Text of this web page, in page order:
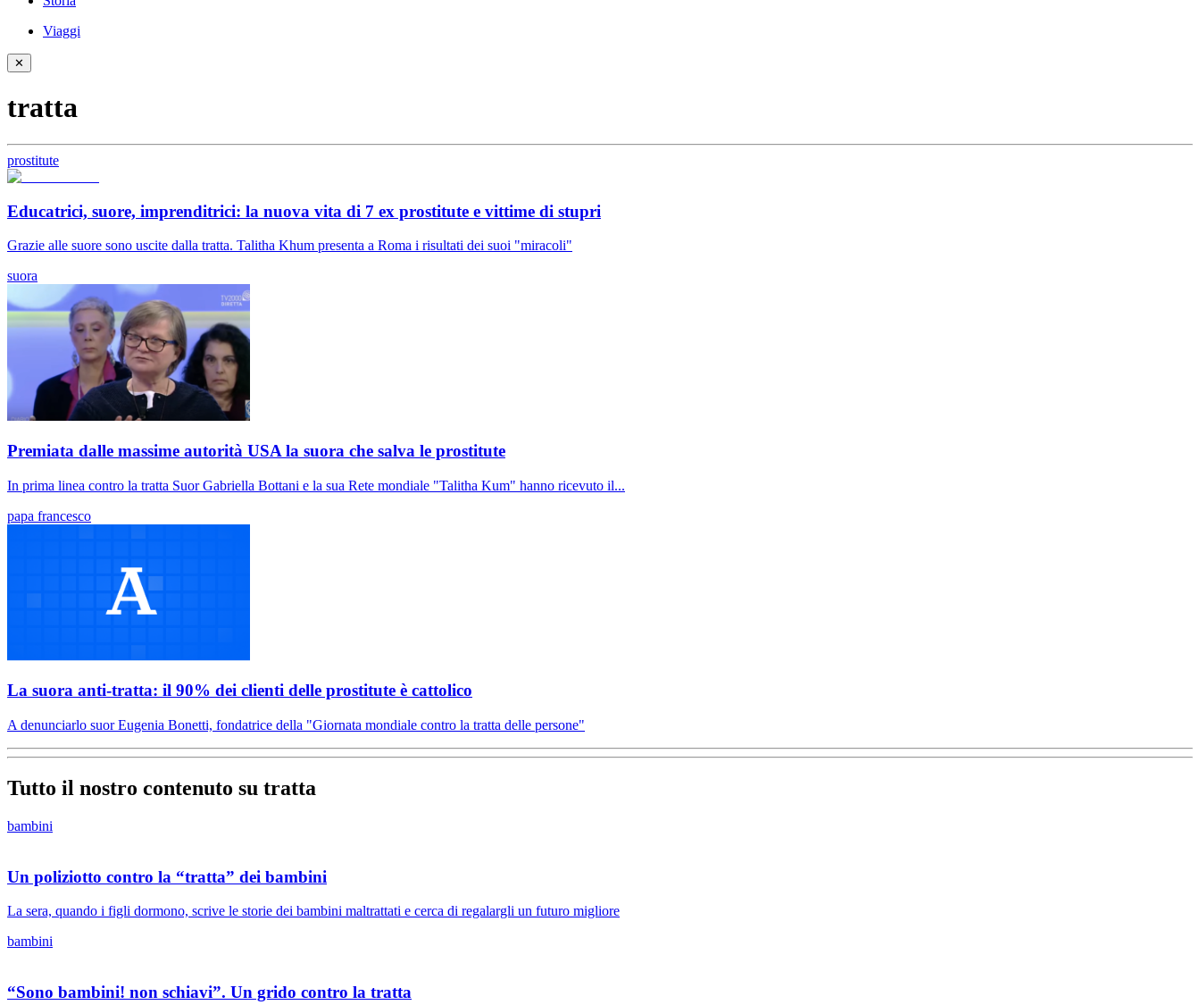
Viaggi
✕
tratta
prostitute
Educatrici, suore, imprenditrici: la nuova vita di 7 ex prostitute e vittime di stupri
Grazie alle suore sono uscite dalla tratta. Talitha Khum presenta a Roma i risultati dei suoi "miracoli"
suora
Premiata dalle massime autorità USA la suora che salva le prostitute
In prima linea contro la tratta Suor Gabriella Bottani e la sua Rete mondiale "Talitha Kum" hanno ricevuto il...
papa francesco
La suora anti-tratta: il 90% dei clienti delle prostitute è cattolico
A denunciarlo suor Eugenia Bonetti, fondatrice della "Giornata mondiale contro la tratta delle persone"
Tutto il nostro contenuto su tratta
bambini
Un poliziotto contro la “tratta” dei bambini
La sera, quando i figli dormono, scrive le storie dei bambini maltrattati e cerca di regalargli un futuro migliore
bambini
“Sono bambini! non schiavi”. Un grido contro la tratta